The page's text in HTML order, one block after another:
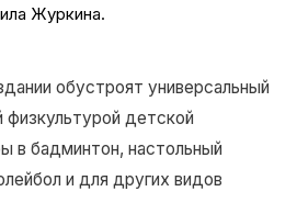
Журкина.
обустроят универсальный
физкультурой детской
в бадминтон, настольный
и для других видов